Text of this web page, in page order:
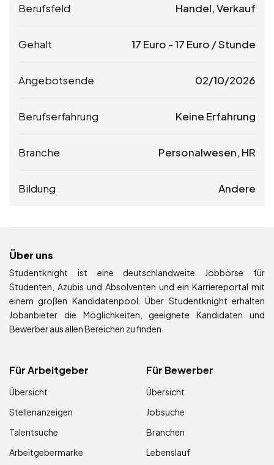
Berufsfeld Handel, Verkauf
Gehalt 17 Euro -17 Euro / Stunde
Angebotsende 02/10/2026
Berufserfahrung Keine Erfahrung
Branche Personalwesen, HR
Bildung Andere
Über uns
Studentknight ist eine deutschlandweite Jobbörse für
Studenten, Azubis und Absolventen und ein Karriereportal mit
einem großen Kandidatenpool. Über Studentknight erhalten
Jobanbieter die Möglichkeiten, geeignete Kandidaten und
Bewerber aus allen Bereichen zu finden.
Für Arbeitgeber
Übersicht
Stellenanzeigen
Talentsuche
Arbeitgebermarke
Für Bewerber
Übersicht
Jobsuche
Branchen
Lebenslauf